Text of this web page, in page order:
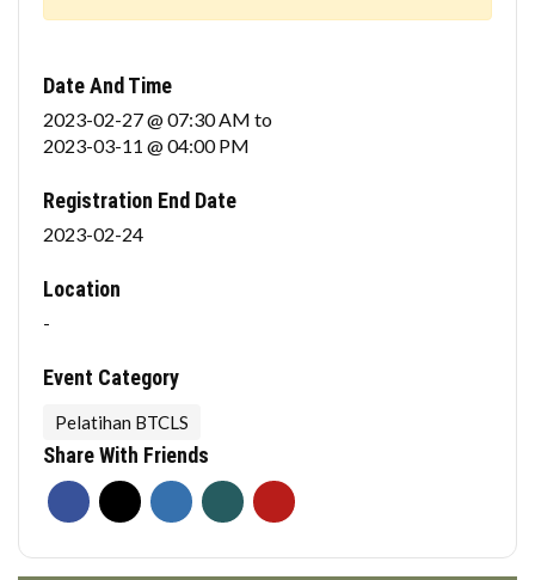
Date And Time
2023-02-27 @ 07:30 AM to
2023-03-11 @ 04:00 PM
Registration End Date
2023-02-24
Location
-
Event Category
Pelatihan BTCLS
Share With Friends